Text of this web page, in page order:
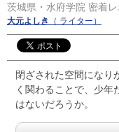
茨城県・水府学院 密着レ
大元よしき （ ライター）
閉ざされた空間になり
く関わることで、少年
はないだろうか。